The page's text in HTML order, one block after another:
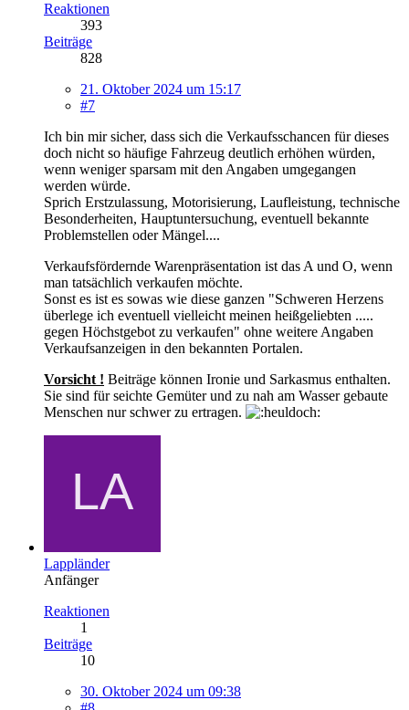
Reaktionen
393
Beiträge
828
21. Oktober 2024 um 15:17
#7
Ich bin mir sicher, dass sich die Verkaufsschancen für dieses
doch nicht so häufige Fahrzeug deutlich erhöhen würden,
wenn weniger sparsam mit den Angaben umgegangen
werden würde.
Sprich Erstzulassung, Motorisierung, Laufleistung, technische
Besonderheiten, Hauptuntersuchung, eventuell bekannte
Problemstellen oder Mängel....
Verkaufsfördernde Warenpräsentation ist das A und O, wenn
man tatsächlich verkaufen möchte.
Sonst es ist es sowas wie diese ganzen "Schweren Herzens
überlege ich eventuell vielleicht meinen heißgeliebten .....
gegen Höchstgebot zu verkaufen" ohne weitere Angaben
Verkaufsanzeigen in den bekannten Portalen.
Vorsicht ! Beiträge können Ironie und Sarkasmus enthalten.
Sie sind für seichte Gemüter und zu nah am Wasser gebaute
Menschen nur schwer zu ertragen.
Lappländer
Anfänger
Reaktionen
1
Beiträge
10
30. Oktober 2024 um 09:38